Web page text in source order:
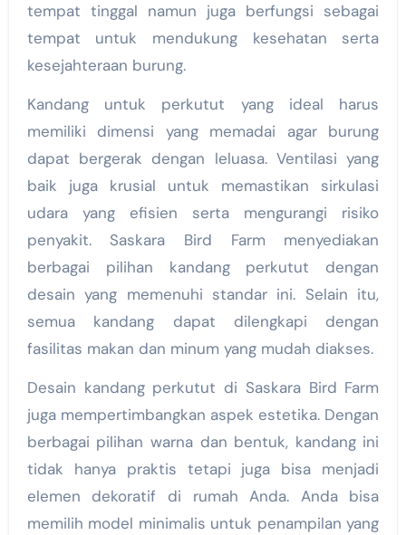
tempat tinggal namun juga berfungsi sebagai
tempat untuk mendukung kesehatan serta
kesejahteraan burung.
Kandang untuk perkutut yang ideal harus
memiliki dimensi yang memadai agar burung
dapat bergerak dengan leluasa. Ventilasi yang
baik juga krusial untuk memastikan sirkulasi
udara yang efisien serta mengurangi risiko
penyakit. Saskara Bird Farm menyediakan
berbagai pilihan kandang perkutut dengan
desain yang memenuhi standar ini. Selain itu,
semua kandang dapat dilengkapi dengan
fasilitas makan dan minum yang mudah diakses.
Desain kandang perkutut di Saskara Bird Farm
juga mempertimbangkan aspek estetika. Dengan
berbagai pilihan warna dan bentuk, kandang ini
tidak hanya praktis tetapi juga bisa menjadi
elemen dekoratif di rumah Anda. Anda bisa
memilih model minimalis untuk penampilan yang